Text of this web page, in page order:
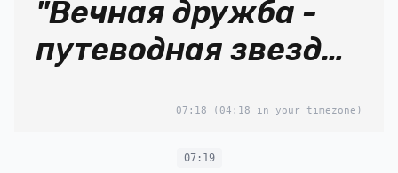
"Вечная дружба -
путеводная звезда
07:18 (04:18 in your timezone)
07:19